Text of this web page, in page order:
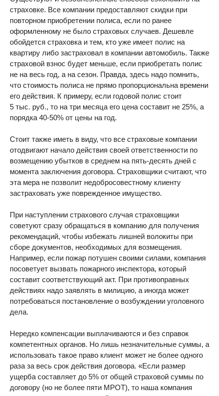
страховке. Все компании предоставляют скидки при
повторном приобретении полиса, если по ранее
оформленному не было страховых случаев. Дешевле
обойдется страховка и тем, кто уже имеет полис на
квартиру либо застраховал в компании автомобиль. Также
страховой взнос будет меньше, если приобретать полис
не на весь год, а на сезон. Правда, здесь надо помнить,
что стоимость полиса не прямо пропорциональна времени
его действия. К примеру, если годовой полис стоит
5 тыс. руб., то на три месяца его цена составит не 25%, а
порядка 40-50% от цены на год.
Стоит также иметь в виду, что все страховые компании
отодвигают начало действия своей ответственности по
возмещению убытков в среднем на пять-десять дней с
момента заключения договора. Страховщики считают, что
эта мера не позволит недобросовестному клиенту
застраховать уже поврежденное имущество.
При наступлении страхового случая страховщики
советуют сразу обращаться в компанию для получения
рекомендаций, чтобы избежать лишней волокиты при
сборе документов, необходимых для возмещения.
Например, если пожар потушен своими силами, компания
посоветует вызвать пожарного инспектора, который
составит соответствующий акт. При противоправных
действиях надо заявлять в милицию, а иногда может
потребоваться постановление о возбуждении уголовного
дела.
Нередко компенсации выплачиваются и без справок
компетентных органов. Но лишь незначительные суммы, а
использовать такое право клиент может не более одного
раза за весь срок действия договора. «Если размер
ущерба составляет до 5% от общей страховой суммы по
договору (но не более пяти МРОТ), то наша компания